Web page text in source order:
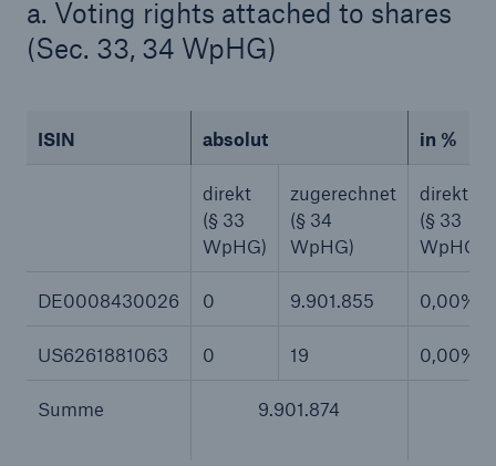
a. Voting rights attached to shares
(Sec. 33, 34 WpHG)
ISIN absolut in %
direkt
(§ 33
WpHG)
zugerechnet
(§ 34
WpHG)
direkt
(§ 33
WpHG)
DE0008430026 0 9.901.855 0,00%
US6261881063 0 19 0,00%
Summe 9.901.874
Leistungsentscheidung in der BU-
Versicherung bis zu
50 %
Cyber
Geschätzte globale wirtschaftliche Kosten der